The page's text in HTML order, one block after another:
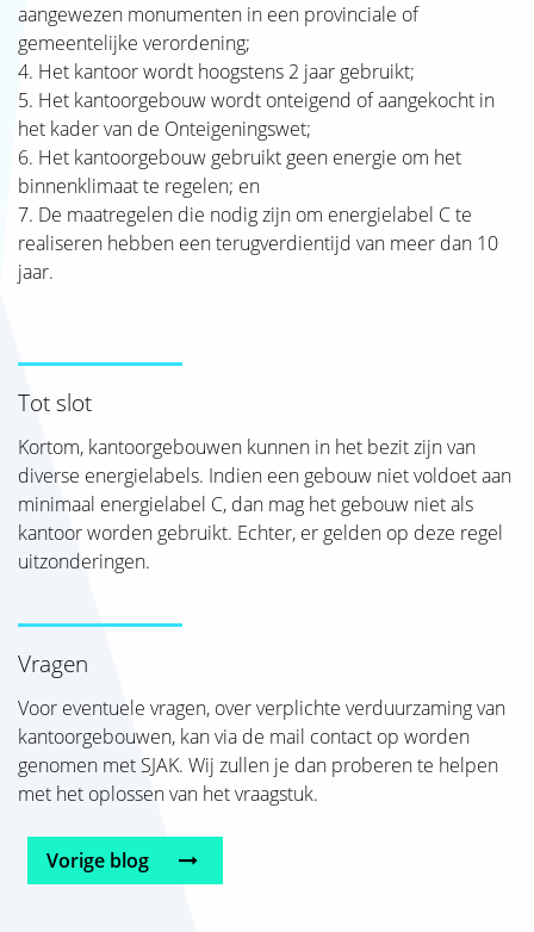
aangewezen monumenten in een provinciale of
gemeentelijke verordening;
4. Het kantoor wordt hoogstens 2 jaar gebruikt;
5. Het kantoorgebouw wordt onteigend of aangekocht in
het kader van de Onteigeningswet;
6. Het kantoorgebouw gebruikt geen energie om het
binnenklimaat te regelen; en
7. De maatregelen die nodig zijn om energielabel C te
realiseren hebben een terugverdientijd van meer dan 10
jaar.
Tot slot
Kortom, kantoorgebouwen kunnen in het bezit zijn van
diverse energielabels. Indien een gebouw niet voldoet aan
minimaal energielabel C, dan mag het gebouw niet als
kantoor worden gebruikt. Echter, er gelden op deze regel
uitzonderingen.
Vragen
Voor eventuele vragen, over verplichte verduurzaming van
kantoorgebouwen, kan via de mail contact op worden
genomen met SJAK. Wij zullen je dan proberen te helpen
met het oplossen van het vraagstuk.
Vorige blog